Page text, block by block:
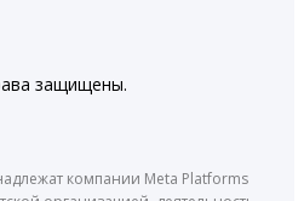
защищены.
компании Meta Platforms